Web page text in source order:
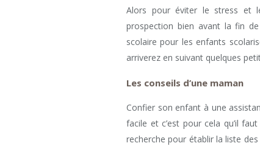
Alors pour éviter le stress et
prospection bien avant la fin
scolaire pour les enfants
arriverez en suivant quelques
Les conseils d’une maman
Confier son enfant à une
facile et c’est pour cela qu’il
recherche pour établir la liste